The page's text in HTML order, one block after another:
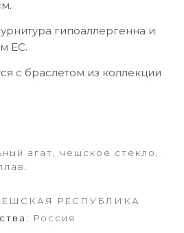
гипоаллергенна и
ЕС.
с браслетом из коллекции
агат, чешское стекло,
РЕСПУБЛИКА
Россия